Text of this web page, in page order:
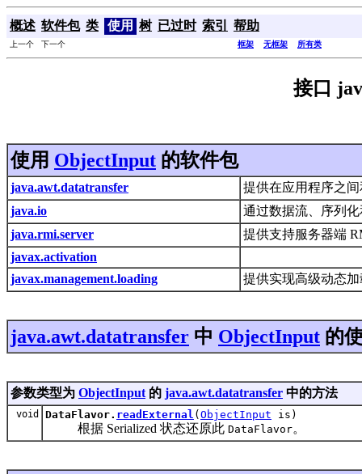
概述 软件包 类 使用 树 已过时 索引 帮助
上一个 下一个 框架 无框架 所有类
接口
使用 ObjectInput 的软件包
java.awt.datatransfer
提供在应用程序之
java.io
通过数据流、序列
java.rmi.server
提供支持服务器端
javax.activation
javax.management.loading
提供实现高级动态
java.awt.datatransfer 中 ObjectInput 的
参数类型为 ObjectInput 的 java.awt.datatransfer 中的方法
void DataFlavor. readExternal ( ObjectInput is)
根据 Serialized 状态还原此 DataFlavor。